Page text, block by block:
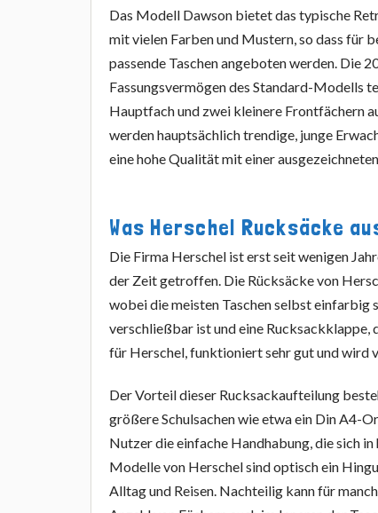
Das Modell Dawson bietet das typische
mit vielen Farben und Mustern, so dass für
passende Taschen angeboten werden. Die
Fassungsvermögen des Standard-Modells
Hauptfach und zwei kleinere Frontfächern
werden hauptsächlich trendige, junge
eine hohe Qualität mit einer
Was Herschel Rucksäcke
Die Firma Herschel ist erst seit wenigen
der Zeit getroffen. Die Rücksäcke von
wobei die meisten Taschen selbst
verschließbar ist und eine Rucksackklappe,
für Herschel, funktioniert sehr gut und wird
Der Vorteil dieser Rucksackaufteilung
größere Schulsachen wie etwa ein Din A4-
Nutzer die einfache Handhabung, die sich
Modelle von Herschel sind optisch ein
Alltag und Reisen. Nachteilig kann für